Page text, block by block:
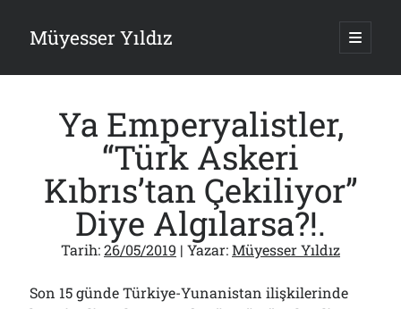
Müyesser Yıldız ana
Yan
Menü
Son Yazılar
Gazi’den Milletvekillerine Kurşun Gibi Sözler!..
07/08/2026
15 Temmuz Soruları… Nasuh Mahruki’nin “Suçu”!..
Ya Emperyalistler,
“Türk Askeri
Kıbrıs’tan Çekiliyor”
Diye Algılarsa?!.
Tarih:26/05/2019 | Yazar:Müyesser Yıldız
Son 15 günde Türkiye-Yunanistan ilişkilerinde